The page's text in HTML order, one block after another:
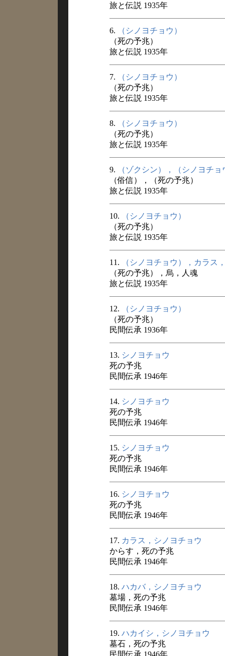
旅と伝説 1935年
6.
（シノヨチョウ）
（死の予兆）
旅と伝説 1935年
7.
（シノヨチョウ）
（死の予兆）
旅と伝説 1935年
8.
（シノヨチョウ）
（死の予兆）
旅と伝説 1935年
9.
（ゾクシン），（シノヨチョ
（俗信），（死の予兆）
旅と伝説 1935年
10.
（シノヨチョウ）
（死の予兆）
旅と伝説 1935年
11.
（シノヨチョウ），カラス
（死の予兆），烏，人魂
旅と伝説 1935年
12.
（シノヨチョウ）
（死の予兆）
民間伝承 1936年
13. シノヨチョウ
死の予兆
民間伝承 1946年
14. シノヨチョウ
死の予兆
民間伝承 1946年
15. シノヨチョウ
死の予兆
民間伝承 1946年
16. シノヨチョウ
死の予兆
民間伝承 1946年
17. カラス，シノヨチョウ
からす，死の予兆
民間伝承 1946年
18. ハカバ，シノヨチョウ
墓場，死の予兆
民間伝承 1946年
19. ハカイシ，シノヨチョウ
墓石，死の予兆
民間伝承 1946年